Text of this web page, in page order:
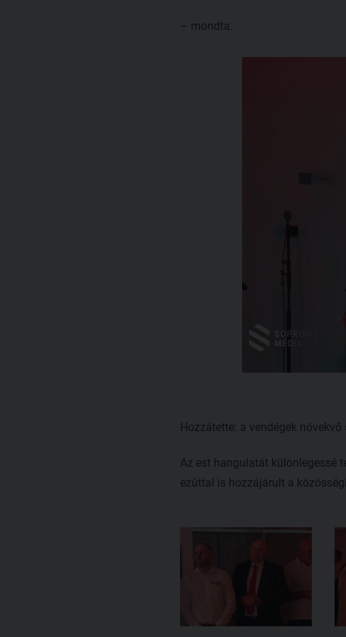
– mondta.
Hozzátette: a vendégek
Az est hangulatát különlegessé
ezúttal is hozzájárult a